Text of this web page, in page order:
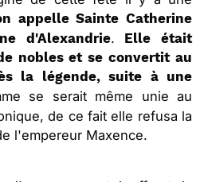
appelle Sainte Catherine
d'Alexandrie. Elle était
nobles et se convertit au
la légende, suite à une
se serait même unie au
de ce fait elle refusa la
l'empereur Maxence.